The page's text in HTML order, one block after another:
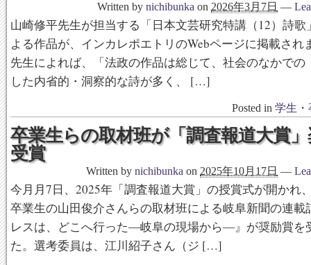
Written by nichibunka on 2026年3月7日 —
山崎修平先生が担当する「日本文芸研究特講（12）詩歌
よる作品が、インカレポエトリのWebページに掲載され
先生によれば、「法政の作品は総じて、社会のなかでの
した内省的・洞察的な詩が多く、 […]
Posted in 学生・
卒業生らの取材班が「調査報道大賞
受賞
Written by nichibunka on 2025年10月17日 —
今月月7日、2025年「調査報道大賞」の授賞式が開かれ
卒業生の山田俊介さんらの取材班による岐阜新聞の連載
レスは、どこへ行った―岐阜の現場から―』が奨励賞を
た。選考委員は、江川紹子さん（ジ […]